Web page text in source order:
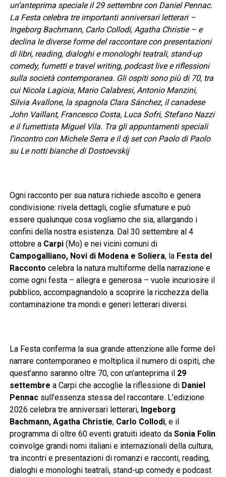
un’anteprima speciale il 29 settembre con Daniel Pennac.
La Festa celebra tre importanti anniversari letterari –
Ingeborg Bachmann, Carlo Collodi, Agatha Christie – e
declina le diverse forme del raccontare con presentazioni
di libri, reading, dialoghi e monologhi teatrali, stand-up
comedy, fumetti e travel writing, podcast live e riflessioni
sulla società contemporanea. Gli ospiti sono più di 70, tra
cui Nicola Lagioia, Mario Calabresi, Antonio Manzini,
Silvia Avallone, la spagnola Clara Sánchez, il canadese
John Vaillant, Francesco Costa, Luca Sofri, Stefano Nazzi
e il fumettista Miguel Vila. Tra gli appuntamenti speciali
l’incontro con Michele Serra e il dj set con Paolo di Paolo
su Le notti bianche diDostoevskij
Ogni racconto per sua natura richiede ascolto e genera
condivisione: rivela dettagli, coglie sfumature e può
essere qualunque cosa vogliamo che sia, allargando i
confini della nostra esistenza. Dal 30 settembre al 4
ottobre aCarpi (Mo) e nei vicini comuni di
Campogalliano, Novi di Modena e Soliera, la Festa del
Racconto celebra la natura multiforme della narrazione e
come ogni festa – allegra e generosa – vuole incuriosire il
pubblico, accompagnandolo a scoprire la ricchezza della
contaminazione tra mondi e generi letterari diversi.
La Festa conferma la sua grande attenzione alle forme del
narrare contemporaneo e moltiplica il numero di ospiti, che
quest’anno saranno oltre 70, con un’anteprima il 29
settembre a Carpi che accoglie la riflessione di Daniel
Pennacsull’essenza stessa del raccontare. L’edizione
2026 celebra tre anniversari letterari, Ingeborg
Bachmann, Agatha Christie, Carlo Collodi, e il
programma di oltre 60 eventi gratuiti ideato da Sonia Folin
coinvolge grandi nomi italiani e internazionali della cultura,
tra incontri e presentazioni di romanzi e racconti, reading,
dialoghi e monologhi teatrali, stand-up comedy e podcast